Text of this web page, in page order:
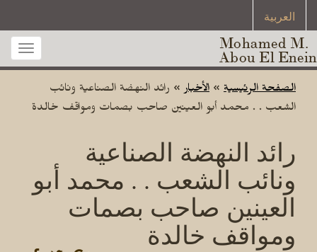
العربية
Mohamed M.
Abou El Enein
الصفحة الرئيسية » الأخبار» رائد النهضة الصناعية ونائب
الشعب . . محمد أبو العينين صاحب بصمات ومواقف خالدة
رائد النهضة الصناعية
ونائب الشعب . . محمد أبو
العينين صاحب بصمات
ومواقف خالدة